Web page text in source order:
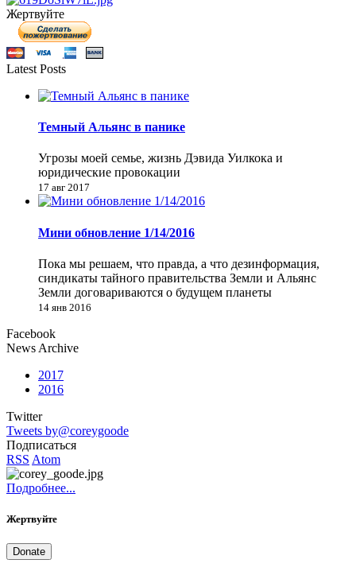
Жертвуйте
Latest Posts
Темный Альянс в панике
Угрозы моей семье, жизнь Дэвида Уилкока и
юридические провокации
17 авг 2017
Мини обновление 1/14/2016
Пока мы решаем, что правда, а что дезинформация,
синдикаты тайного правительства Земли и Альянс
Земли договариваются о будущем планеты
14 янв 2016
Facebook
News Archive
2017
2016
Twitter
Tweets by@coreygoode
Подписаться
RSS Atom
Подробнее...
Жертвуйте
Donate